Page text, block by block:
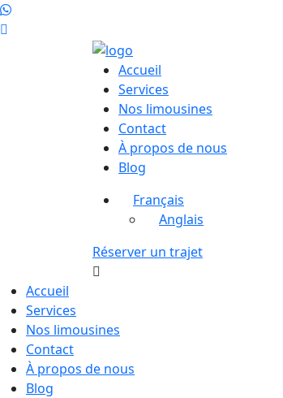
Accueil
Services
Nos limousines
Contact
À propos de nous
Blog
Français
Anglais
Réserver un trajet
Accueil
Services
Nos limousines
Contact
À propos de nous
Blog